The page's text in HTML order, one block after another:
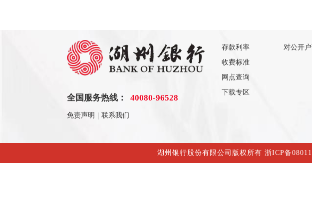
全国服务热线： 40080-96528
免责声明 | 联系我们
存款利率
收费标准
网点查询
下载专区
对公开
湖州银行股份有限公司版权所有 浙ICP备